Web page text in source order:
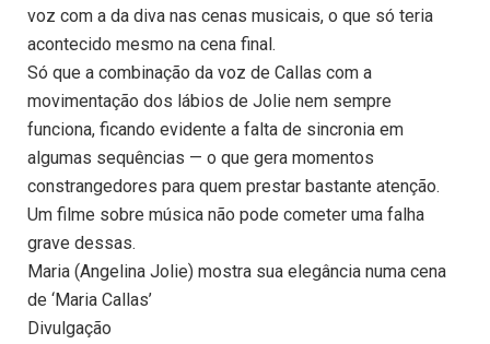
voz com a da diva nas cenas musicais, o que só teria
acontecido mesmo na cena final.
Só que a combinação da voz de Callas com a
movimentação dos lábios de Jolie nem sempre
funciona, ficando evidente a falta de sincronia em
algumas sequências — o que gera momentos
constrangedores para quem prestar bastante atenção.
Um filme sobre música não pode cometer uma falha
grave dessas.
Maria (Angelina Jolie) mostra sua elegância numa cena
de ‘Maria Callas’
Divulgação